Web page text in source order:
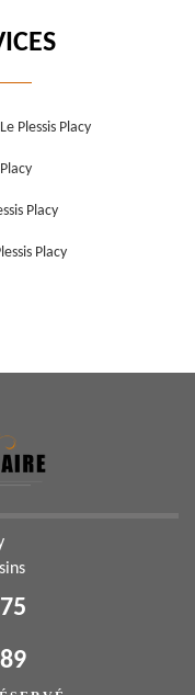
Plessis Placy
Placy
Placy